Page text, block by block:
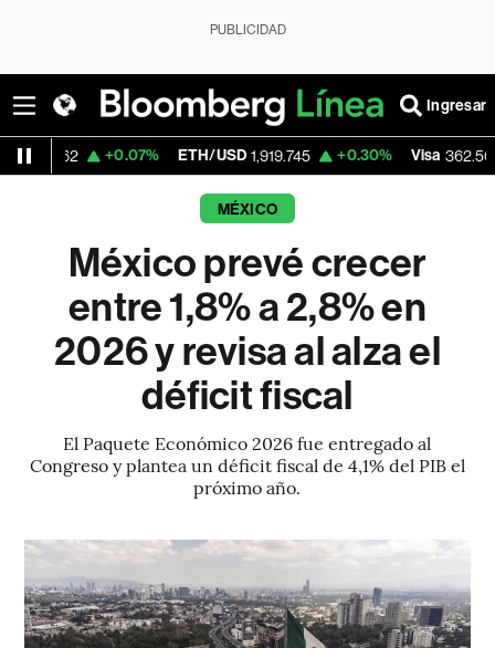
PUBLICIDAD
Ingresar
+0.07% ETH/USD 1,919.745 +0.30% Visa 362.50 -2.15%
MÉXICO
México prevé crecer
entre 1,8% a 2,8% en
2026 y revisa al alza el
déficit fiscal
El Paquete Económico 2026 fue entregado al
Congreso y plantea un déficit fiscal de 4,1% del PIB el
próximo año.